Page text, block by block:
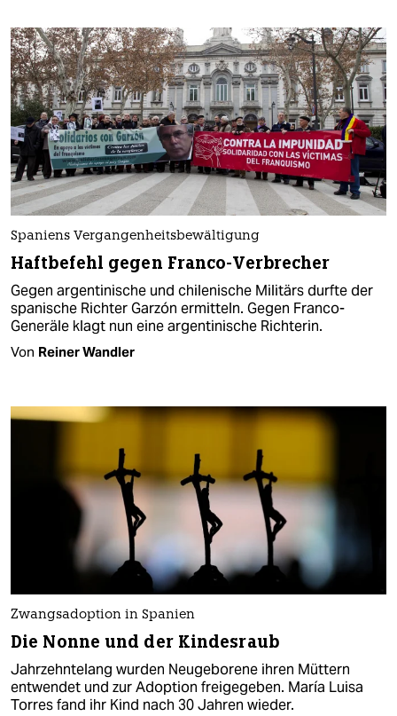
Spaniens Vergangenheitsbewältigung
Haftbefehl gegen Franco-Verbrecher
Gegen argentinische und chilenische Militärs durfte der
spanische Richter Garzón ermitteln. Gegen Franco-
Generäle klagt nun eine argentinische Richterin.
Von Reiner Wandler
Zwangsadoption in Spanien
Die Nonne und der Kindesraub
Jahrzehntelang wurden Neugeborene ihren Müttern
entwendet und zur Adoption freigegeben. María Luisa
Torres fand ihr Kind nach 30 Jahren wieder.